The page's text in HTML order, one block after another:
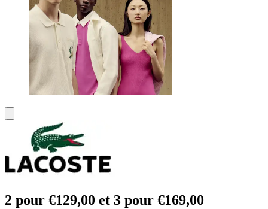
2 pour €129,00 et 3 pour €169,00